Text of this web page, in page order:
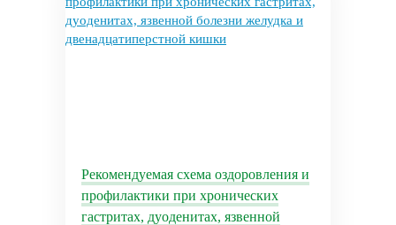
Рекомендуемая схема оздоровления и
профилактики при хронических
гастритах, дуоденитах, язвенной